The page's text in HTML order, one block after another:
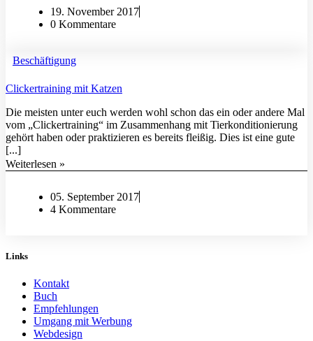
19. November 2017
0 Kommentare
Beschäftigung
Clickertraining mit Katzen
Die meisten unter euch werden wohl schon das ein oder andere Mal
vom „Clickertraining“ im Zusammenhang mit Tierkonditionierung
gehört haben oder praktizieren es bereits fleißig. Dies ist eine gute
[...]
Weiterlesen »
05. September 2017
4 Kommentare
Links
Kontakt
Buch
Empfehlungen
Umgang mit Werbung
Webdesign